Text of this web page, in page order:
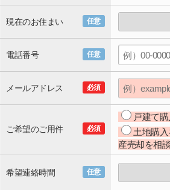
任意
現在のお住まい
任意
電話番号
必須
メールアドレス
必須
ご希望のご用件
戸建て
土地購
産売却を相
任意
希望連絡時間